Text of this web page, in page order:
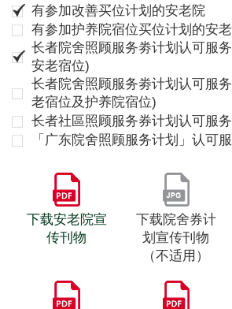
有参加改善买位计划的安老院
有参加护养院宿位买位计划的安
长者院舍照顾服务劵计划认可服
安老宿位)
长者院舍照顾服务劵计划认可服
老宿位及护养院宿位)
长者社區照顾服务券计划认可服
「广东院舍照顾服务计划」认可
下载安老院宣
传刊物
下载院舍券计
划宣传刊物
（不适用）